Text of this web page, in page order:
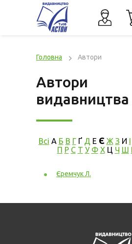
Головна Автори
Автори
видавництва
Всі А Б В Г Ґ Д Е Є Ж З И І
П Р С Т У Ф Х Ц Ч Ш
Єремчук Л.